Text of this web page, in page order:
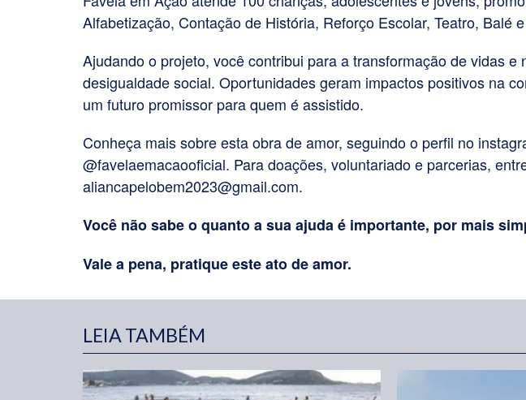
Alfabetização, Contação de História, Reforço Escolar, Teatro, Balé
Ajudando o projeto, você contribui para a transformação de vidas e
desigualdade social. Oportunidades geram impactos positivos na
um futuro promissor para quem é assistido.
Conheça mais sobre esta obra de amor, seguindo o perfil no
@favelaemacaooficial. Para doações, voluntariado e parcerias,
aliancapelobem2023@gmail.com.
Você não sabe o quanto a sua ajuda é importante, por mais
Vale a pena, pratique este ato de amor.
LEIA TAMBÉM